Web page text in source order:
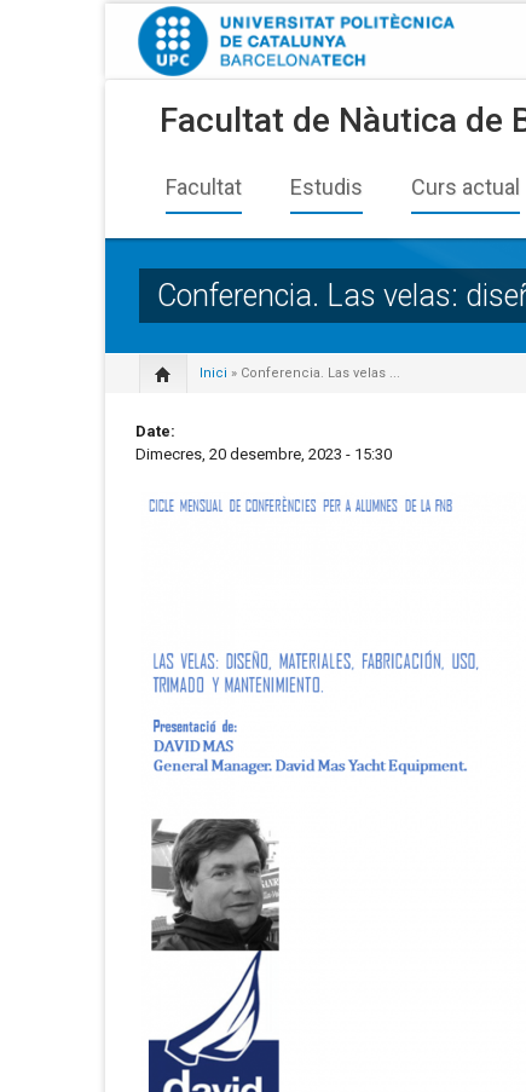
Facultat de Nàutica de
Facultat Estudis Curs actual
Conferencia. Las velas:
Inici » Conferencia. Las velas ...
Date:
Dimecres, 20 desembre, 2023 - 15:30